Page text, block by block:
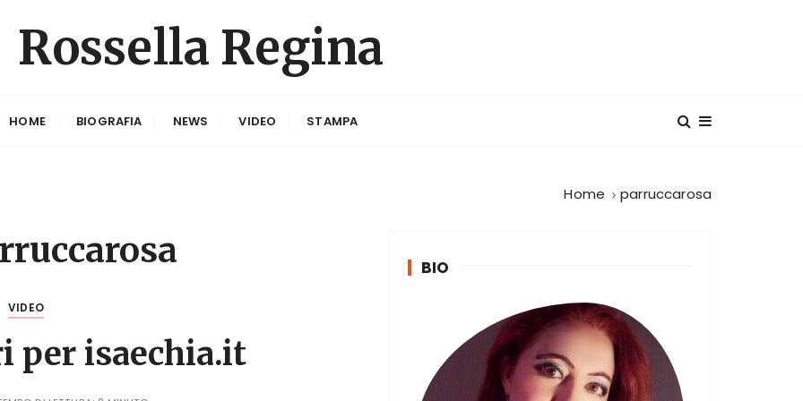
Rossella Regina
HOME BIOGRAFIA NEWS VIDEO STAMPA
Home parruccarosa
VIDEO
per isaechia.it
BIO